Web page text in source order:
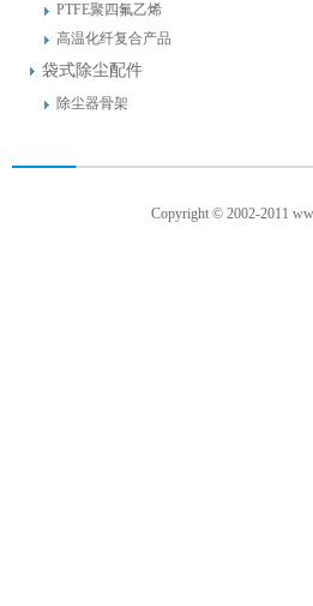
PTFE聚四氟乙烯
高温化纤复合产品
袋式除尘配件
除尘器骨架
Copyright © 2002-2011